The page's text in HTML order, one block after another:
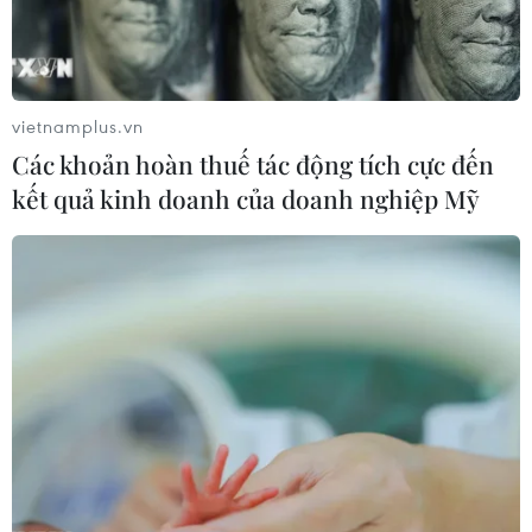
Biên Phủ thành tập đoàn cứ điểm đã nằm trong
ý đồ của ta ngay từ đầu; và do đó, ta giữ vững
được quyền chủ động chiến lược.
Thắng lợi bước đầu nhưng hết sức quan trọng
trong chiến cuộc Đông Xuân 1953-1954 khẳng
định tính đúng đắn, chính xác trong chỉ đạo
chiến lược và đó là điều kiện tiên quyết để Bộ
Chính trị Trung ương Đảng hạ quyết tâm tập
trung đại bộ phận chủ lực tinh nhuệ, tiến công
tiêu diệt tập đoàn cứ điểm Điện Biên Phủ, tạo ra
sự chuyển biến mới trong cục diện chiến tranh.
Đây là lúc có sự chuyển biến từ "tránh chỗ
mạnh, đánh chỗ yếu" sang "đánh thẳng vào chỗ
mạnh nhưng có nhiều sơ hở" của đối phương để
vietnamplus.vn
Các khoản hoàn thuế tác động tích cực đến
kết quả kinh doanh của doanh nghiệp Mỹ